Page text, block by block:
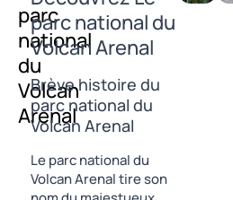
parc
national
du
Volcan
Arenal
parc national du
Volcan Arenal
Brève histoire du
parc national du
Volcan Arenal
Le parc national du
Volcan Arenal tire son